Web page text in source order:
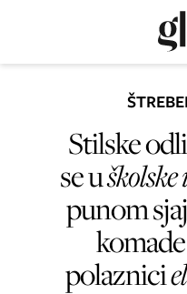
Stilske
se uškolske
punom
polaznici